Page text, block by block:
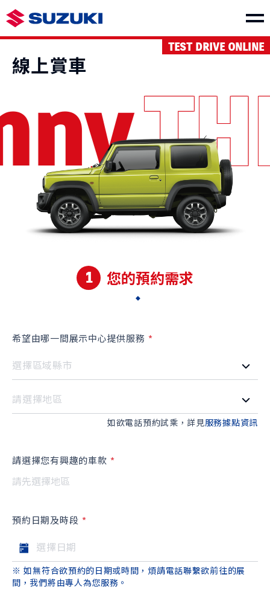
車款介紹
NT$730,000起
e VITARA
NT$1,150,000起
NT$849,000起 NT$1,040,000起
NT$980,000起
購車幫手
最新車訊
品牌新知
探索SUZUKI
線上賞車
TEST DRIVE ONLINE
1 您的預約需求
希望由哪一間展示中心提供服務
如欲電話預約試乘，詳見服務據點資訊
請選擇您有興趣的車款
請先選擇地區
預約日期及時段
※ 如無符合欲預約的日期或時間，煩請電話聯繫欲前往的展
間，我們將由專人為您服務。